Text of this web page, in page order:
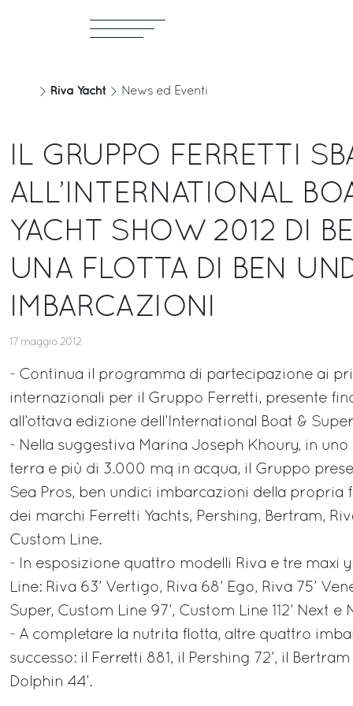
Riva Yacht News ed Eventi
IL GRUPPO FERRETTI
ALL’INTERNATIONAL
YACHT SHOW 2012 DI
UNA FLOTTA DI BEN
IMBARCAZIONI
17 maggio 2012
- Continua il programma di partecipazione ai
internazionali per il Gruppo Ferretti, presente
all’ottava edizione dell’International Boat &
- Nella suggestiva Marina Joseph Khoury, in
terra e più di 3.000 mq in acqua, il Gruppo
Sea Pros, ben undici imbarcazioni della propria
dei marchi Ferretti Yachts, Pershing, Bertram,
Custom Line.
- In esposizione quattro modelli Riva e tre maxi
Line: Riva 63’ Vertigo, Riva 68’ Ego, Riva 75’
Super, Custom Line 97’, Custom Line 112’ Next e
- A completare la nutrita flotta, altre quattro
successo: il Ferretti 881, il Pershing 72’, il
Dolphin 44’.